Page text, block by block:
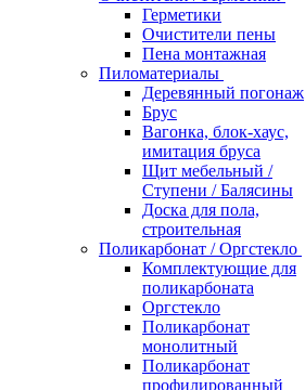
Герметики
Очистители пены
Пена монтажная
Пиломатериалы
Деревянный погонаж
Брус
Вагонка, блок-хаус,
имитация бруса
Щит мебельный /
Ступени / Балясины
Доска для пола,
строительная
Поликарбонат / Оргстекло
Комплектующие для
поликарбоната
Оргстекло
Поликарбонат
монолитный
Поликарбонат
профилированный